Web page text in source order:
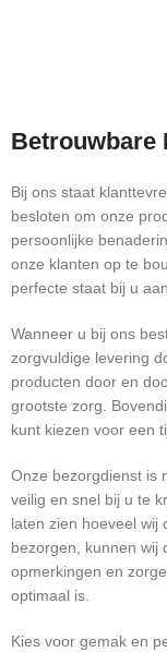
Betrouwbare
Bij ons staat
besloten om onze
persoonlijke
onze klanten op te
perfecte staat bij u
Wanneer u bij ons
zorgvuldige levering
producten door en
grootste zorg.
kunt kiezen voor een
Onze bezorgdienst is
veilig en snel bij u te
laten zien hoeveel wij
bezorgen, kunnen wij
opmerkingen en
optimaal is.
Kies voor gemak en